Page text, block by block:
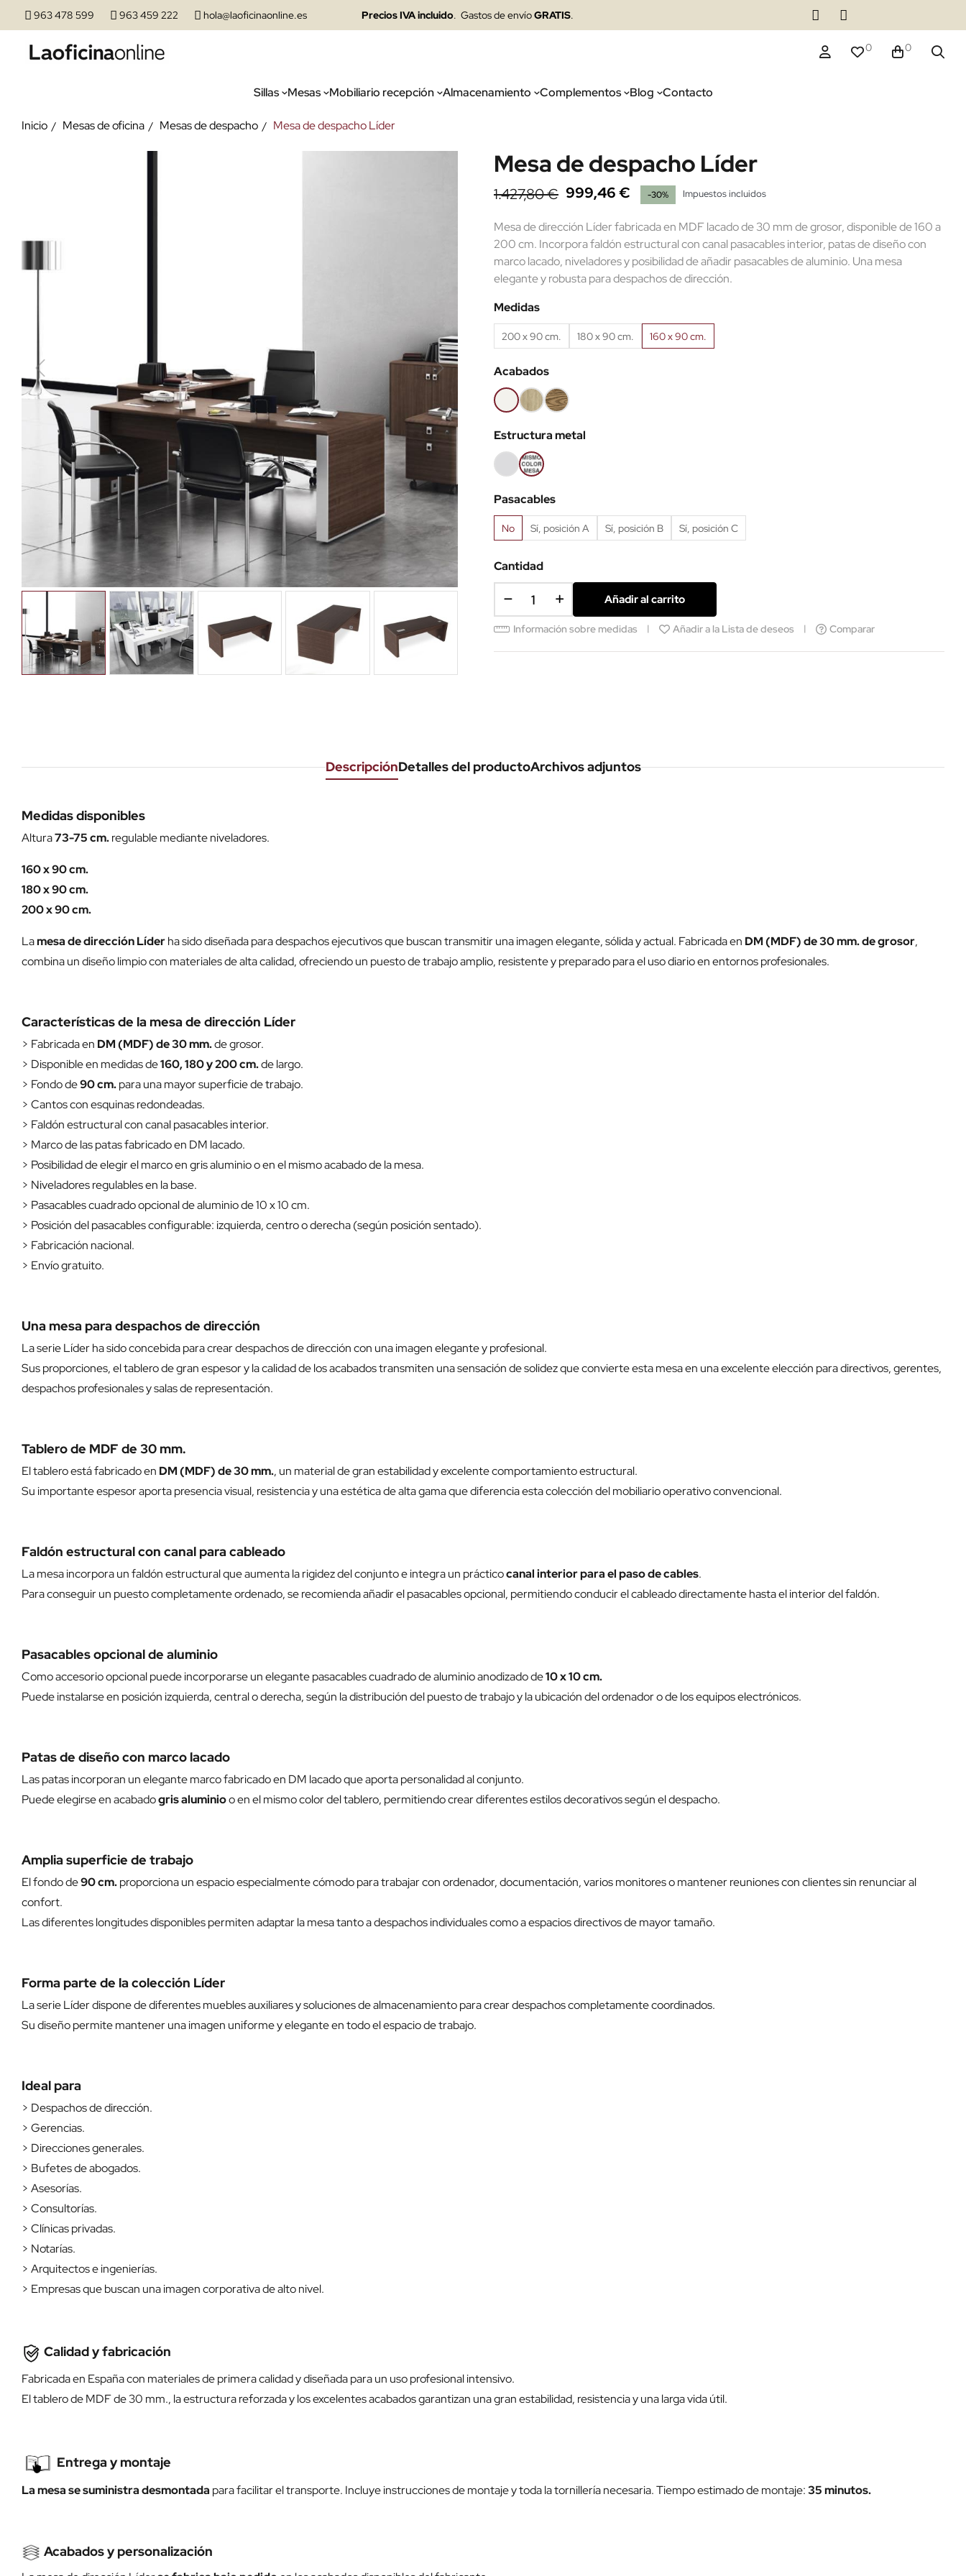
963 478 599 963 459 222 hola@laoficinaonline.es Precios IVA incluido. Gastos de envíoGRATIS.
0 0
Sillas Mesas Mobiliario recepción Almacenamiento Complementos Blog Contacto
Inicio Mesas de oficina Mesas de despacho Mesa de despacho Líder
Mesa de despacho Líder
1.427,80 € 999,46 € -30% Impuestos incluidos
Mesa de dirección Líder fabricada en MDF lacado de 30 mm de grosor, disponible de 160 a
200 cm. Incorpora faldón estructural con canal pasacables interior, patas de diseño con
marco lacado, niveladores y posibilidad de añadir pasacables de aluminio. Una mesa
elegante y robusta para despachos de dirección.
Medidas
200 x 90 cm. 180 x 90 cm. 160 x 90 cm.
Acabados
BlancoBardolino
Castaño
Estructura metal
Gris
claro
Acabado
igual
que
la
mesa
Pasacables
No Sí, posición A Sí, posición B Sí, posición C
Cantidad
Añadir al carrito
Información sobre medidas Añadir a la Lista de deseos Comparar
DescripciónDetalles del productoArchivos adjuntos
Medidas disponibles
Altura73-75 cm.regulable mediante niveladores.
160 x 90 cm.
180 x 90 cm.
200 x 90 cm.
Lamesa de dirección Líderha sido diseñada para despachos ejecutivos que buscan transmitir una imagen elegante, sólida y actual. Fabricada en DM (MDF) de 30 mm. de grosor,
combina un diseño limpio con materiales de alta calidad, ofreciendo un puesto de trabajo amplio, resistente y preparado para el uso diario en entornos profesionales.
Características de la mesa de dirección Líder
> Fabricada en DM (MDF) de 30 mm.de grosor.
> Disponible en medidas de160, 180 y 200 cm.de largo.
> Fondo de90 cm.para una mayor superficie de trabajo.
> Cantos con esquinas redondeadas.
> Faldón estructural con canal pasacables interior.
> Marco de las patas fabricado en DM lacado.
> Posibilidad de elegir el marco en gris aluminio o en el mismo acabado de la mesa.
> Niveladores regulables en la base.
> Pasacables cuadrado opcional de aluminio de 10 x 10 cm.
> Posición del pasacables configurable: izquierda, centro o derecha (según posición sentado).
> Fabricación nacional.
> Envío gratuito.
Una mesa para despachos de dirección
La serie Líder ha sido concebida para crear despachos de dirección con una imagen elegante y profesional.
Sus proporciones, el tablero de gran espesor y la calidad de los acabados transmiten una sensación de solidez que convierte esta mesa en una excelente elección para directivos, gerentes,
despachos profesionales y salas de representación.
Tablero de MDF de 30 mm.
El tablero está fabricado en DM (MDF) de 30 mm., un material de gran estabilidad y excelente comportamiento estructural.
Su importante espesor aporta presencia visual, resistencia y una estética de alta gama que diferencia esta colección del mobiliario operativo convencional.
Faldón estructural con canal para cableado
La mesa incorpora un faldón estructural que aumenta la rigidez del conjunto e integra un prácticocanal interior para el paso de cables.
Para conseguir un puesto completamente ordenado, se recomienda añadir el pasacables opcional, permitiendo conducir el cableado directamente hasta el interior del faldón.
Pasacables opcional de aluminio
Como accesorio opcional puede incorporarse un elegante pasacables cuadrado de aluminio anodizado de10 x 10 cm.
Puede instalarse en posición izquierda, central o derecha, según la distribución del puesto de trabajo y la ubicación del ordenador o de los equipos electrónicos.
Patas de diseño con marco lacado
Las patas incorporan un elegante marco fabricado en DM lacado que aporta personalidad al conjunto.
Puede elegirse en acabadogris aluminioo en el mismo color del tablero, permitiendo crear diferentes estilos decorativos según el despacho.
Amplia superficie de trabajo
El fondo de90 cm.proporciona un espacio especialmente cómodo para trabajar con ordenador, documentación, varios monitores o mantener reuniones con clientes sin renunciar al
confort.
Las diferentes longitudes disponibles permiten adaptar la mesa tanto a despachos individuales como a espacios directivos de mayor tamaño.
Forma parte de la colección Líder
La serie Líder dispone de diferentes muebles auxiliares y soluciones de almacenamiento para crear despachos completamente coordinados.
Su diseño permite mantener una imagen uniforme y elegante en todo el espacio de trabajo.
Ideal para
> Despachos de dirección.
> Gerencias.
> Direcciones generales.
> Bufetes de abogados.
> Asesorías.
> Consultorías.
> Clínicas privadas.
> Notarías.
> Arquitectos e ingenierías.
> Empresas que buscan una imagen corporativa de alto nivel.
Calidad y fabricación
Fabricada en España con materiales de primera calidad y diseñada para un uso profesional intensivo.
El tablero de MDF de 30 mm., la estructura reforzada y los excelentes acabados garantizan una gran estabilidad, resistencia y una larga vida útil.
Entrega y montaje
La mesa se suministra desmontada para facilitar el transporte. Incluye instrucciones de montaje y toda la tornillería necesaria. Tiempo estimado de montaje:35 minutos.
Acabados y personalización